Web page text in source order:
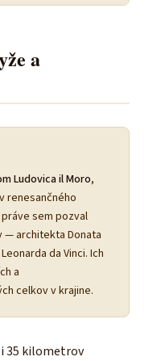
a
Ludovica il Moro,
renesančného
sem pozval
— architekta Donata
da Vinci. Ich
a
celkov v krajine.
35 kilometrov